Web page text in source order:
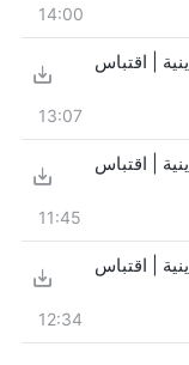
14:00
| اقتباس
13:07
| اقتباس
11:45
| اقتباس
12:34